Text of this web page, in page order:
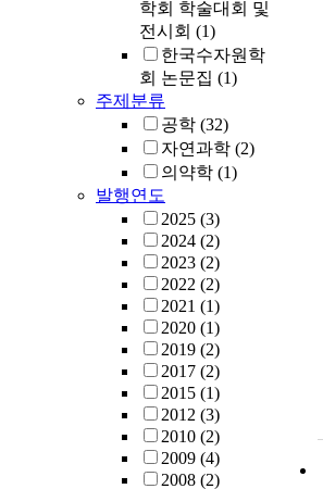
학회 학술대회 및
전시회 (1)
한국수자원학
회 논문집 (1)
주제분류
공학 (32)
자연과학 (2)
의약학 (1)
발행연도
2025 (3)
2024 (2)
2023 (2)
2022 (2)
2021 (1)
2020 (1)
2019 (2)
2017 (2)
2015 (1)
2012 (3)
2010 (2)
2009 (4)
2008 (2)